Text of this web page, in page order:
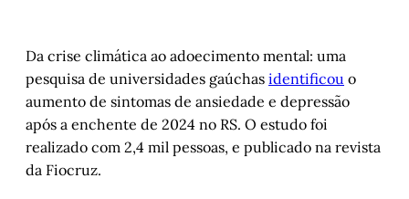
Da crise climática ao adoecimento mental: uma
pesquisa de universidades gaúchas identificou o
aumento de sintomas de ansiedade e depressão
após a enchente de 2024 no RS. O estudo foi
realizado com 2,4 mil pessoas, e publicado na revista
da Fiocruz.